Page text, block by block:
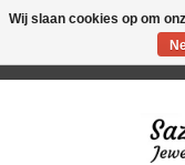
Wij slaan cookies op om